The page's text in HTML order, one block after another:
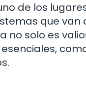
de los
que
no solo es